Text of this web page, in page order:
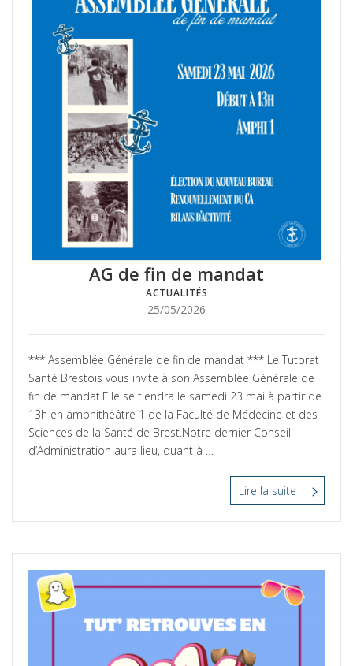
AG de fin de mandat
ACTUALITÉS
Posté
25/05/2026
*** Assemblée Générale de fin de mandat *** Le Tutorat
Santé Brestois vous invite à son Assemblée Générale de
fin de mandat.Elle se tiendra le samedi 23 mai à partir de
13h en amphithéâtre 1 de la Faculté de Médecine et des
Sciences de la Santé de Brest.Notre dernier Conseil
d’Administration aura lieu, quant à …
Lire la suite “AG
de